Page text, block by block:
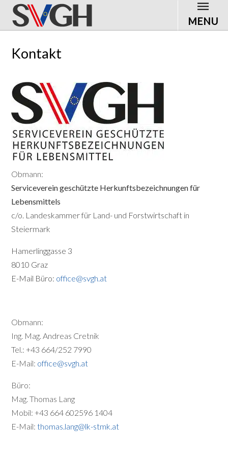
MENU
Kontakt
Obmann:
Serviceverein geschützte Herkunftsbezeichnungen für
Lebensmittels
c/o. Landeskammer für Land- und Forstwirtschaft in
Steiermark
Hamerlinggasse 3
8010 Graz
E-Mail Büro: office@svgh.at
Obmann:
Ing. Mag. Andreas Cretnik
Tel.: +43 664/252 7990
E-Mail: office@svgh.at
Büro:
Mag. Thomas Lang
Mobil: +43 664 602596 1404
E-Mail:thomas.lang@lk-stmk.at